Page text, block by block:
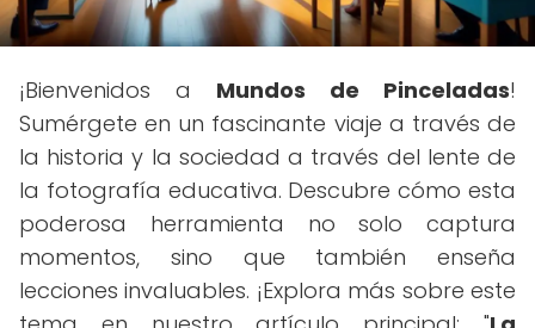
¡Bienvenidos a Mundos de Pinceladas!
Sumérgete en un fascinante viaje a través de
la historia y la sociedad a través del lente de
la fotografía educativa. Descubre cómo esta
poderosa herramienta no solo captura
momentos, sino que también enseña
lecciones invaluables. ¡Explora más sobre este